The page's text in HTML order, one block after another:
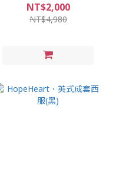
NT$2,000
NT$4,980